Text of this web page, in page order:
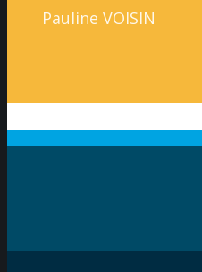
Pauline VOISIN